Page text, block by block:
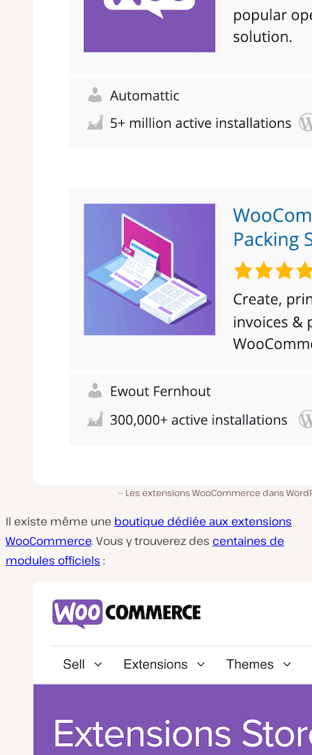
Les extensions WooCommerce dans
Il existe même une boutique dédiée aux extensions
WooCommerce. Vous y trouverez des centaines de
modules officiels :